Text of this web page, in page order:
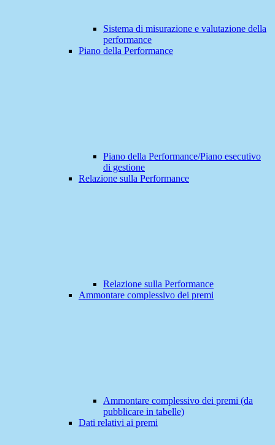
Sistema di misurazione e valutazione della
performance
Piano della Performance
Piano della Performance/Piano esecutivo
di gestione
Relazione sulla Performance
Relazione sulla Performance
Ammontare complessivo dei premi
Ammontare complessivo dei premi (da
pubblicare in tabelle)
Dati relativi ai premi